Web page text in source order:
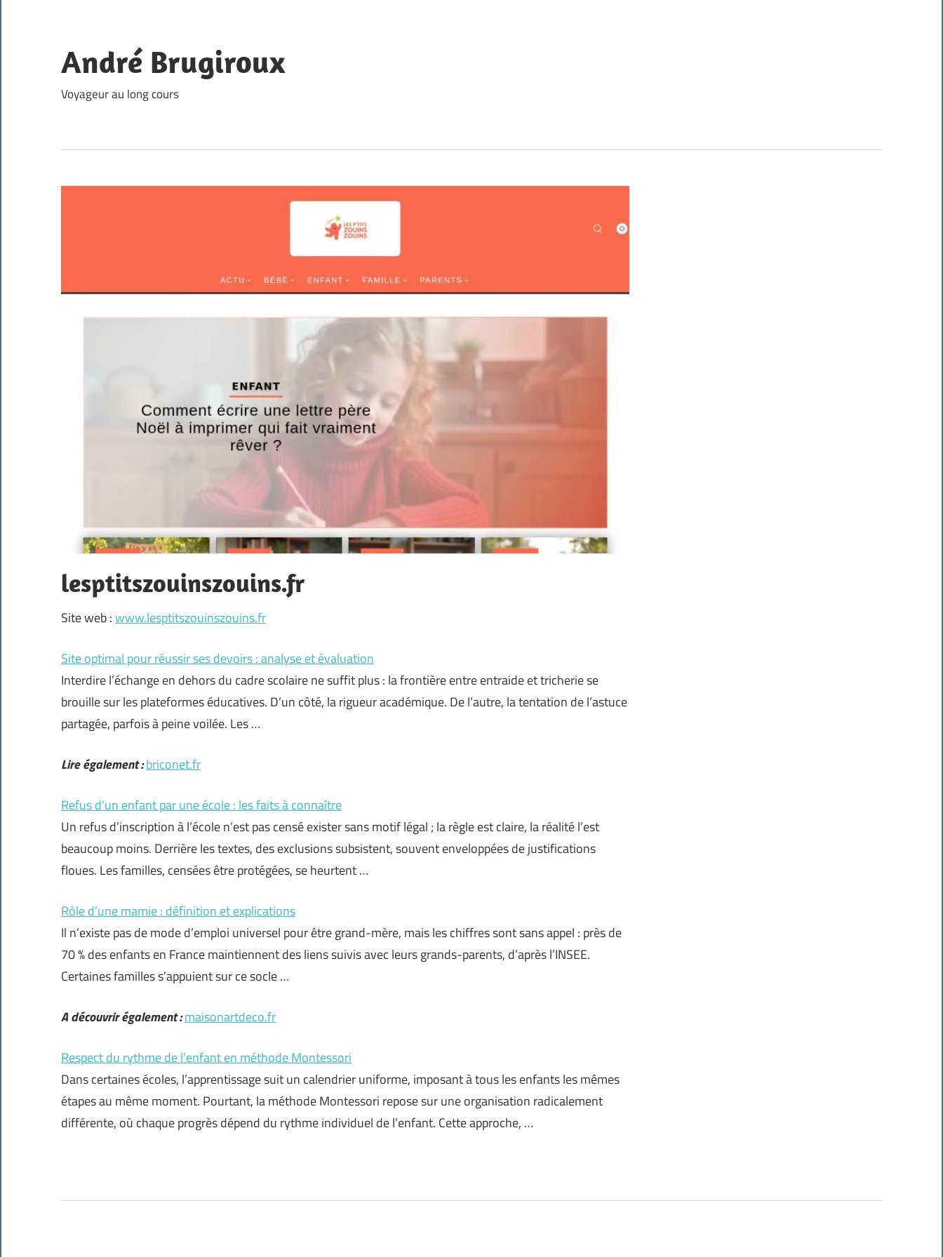
content
André Brugiroux
Voyageur au long cours
lesptitszouinszouins.fr
Site web :www.lesptitszouinszouins.fr
Site optimal pour réussir ses devoirs : analyse et évaluation
Interdire l’échange en dehors du cadre scolaire ne suffit plus : la frontière entre entraide et tricherie se
brouille sur les plateformes éducatives. D’un côté, la rigueur académique. De l’autre, la tentation de l’astuce
partagée, parfois à peine voilée. Les …
Lire également :briconet.fr
Refus d’un enfant par une école : les faits à connaître
Un refus d’inscription à l’école n’est pas censé exister sans motif légal ; la règle est claire, la réalité l’est
beaucoup moins. Derrière les textes, des exclusions subsistent, souvent enveloppées de justifications
floues. Les familles, censées être protégées, se heurtent …
Rôle d’une mamie : définition et explications
Il n’existe pas de mode d’emploi universel pour être grand-mère, mais les chiffres sont sans appel : près de
70 % des enfants en France maintiennent des liens suivis avec leurs grands-parents, d’après l’INSEE.
Certaines familles s’appuient sur ce socle …
A découvrir également :maisonartdeco.fr
Respect du rythme de l’enfant en méthode Montessori
Dans certaines écoles, l’apprentissage suit un calendrier uniforme, imposant à tous les enfants les mêmes
étapes au même moment. Pourtant, la méthode Montessori repose sur une organisation radicalement
différente, où chaque progrès dépend du rythme individuel de l’enfant. Cette approche, …